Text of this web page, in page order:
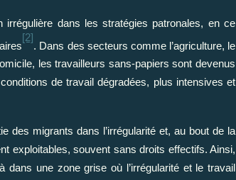
irrégulière dans les stratégies patronales, en ce
[2]
. Dans des secteurs comme l’agriculture, le
les travailleurs sans-papiers sont devenus
de travail dégradées, plus intensives et
des migrants dans l’irrégularité et, au bout de la
exploitables, souvent sans droits effectifs. Ainsi,
une zone grise où l’irrégularité et le travail